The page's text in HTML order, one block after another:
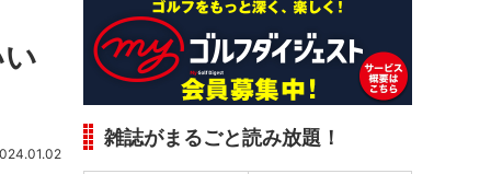
雑誌がまるごと読み放題！